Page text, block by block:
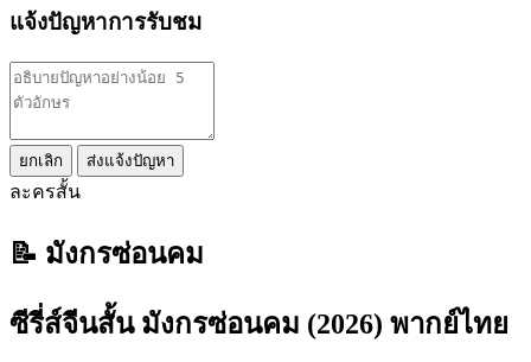
แจ้งปัญหาการรับชม
ยกเลิก ส่งแจ้งปัญหา
ละครสั้น
📝 มังกรซ่อนคม
ซีรี่ส์จีนสั้น มังกรซ่อนคม (2026) พากย์ไทย